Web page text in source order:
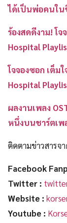
ได้เป็นพ่อคนใน
ร้องสดดีงาม! โจ
Hospital
โจจองซอก เต็ม
Hospital
ผลงานเพลง
หนึ่งบนชาร์ตเพ
ติดตามข่าวสารจ
Facebook
Twitter :
Website :
Youtube :